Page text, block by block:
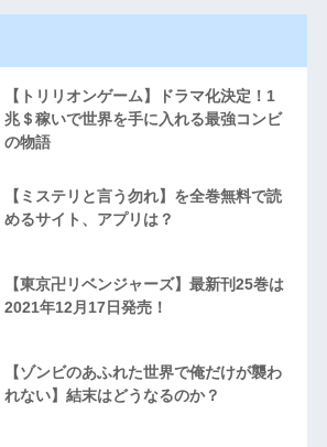
【トリリオンゲーム】ドラマ化決定！1
兆＄稼いで世界を手に入れる最強コンビ
の物語
【ミステリと言う勿れ】を全巻無料で読
めるサイト、アプリは？
【東京卍リベンジャーズ】最新刊25巻は
2021年12月17日発売！
【ゾンビのあふれた世界で俺だけが襲わ
れない】結末はどうなるのか？